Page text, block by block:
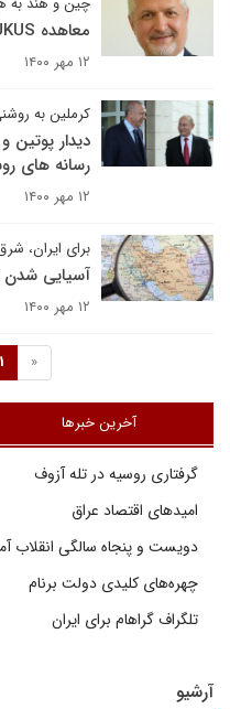
معاهده AUKUS، تضعیف اتحادیه و وضعیت ایران
۱۲ مهر ۱۴۰۰
کرملین به
دیدار پوتین
رسانه های
۱۲ مهر ۱۴۰۰
برای ایران،
آسیایی شدن
۱۲ مهر ۱۴۰۰
«
1
آخرین خبرها
گرفتاری روسیه در تله آزوف
امیدهای اقتصاد عراق
دویست و پنجاه سالگی انقلاب
چهره‌های کلیدی دولت برنام
تلگراف گراهام برای ایران
آرشیو